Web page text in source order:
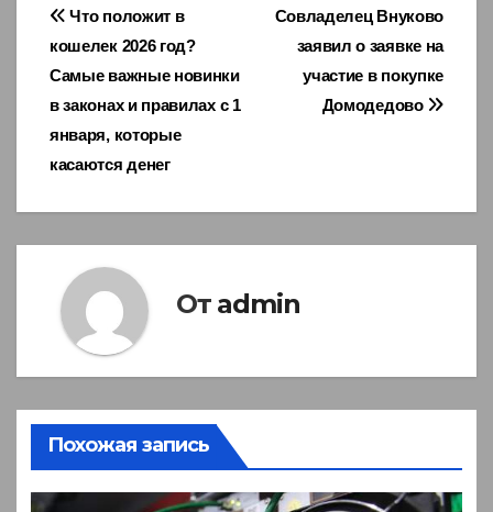
Навигация
по
записям
Совладелец Внуково
заявил о заявке на
участие в покупке
Домодедово
Что положит в
кошелек 2026 год?
Самые важные новинки
в законах и правилах с 1
января, которые
касаются денег
От admin
Похожая запись